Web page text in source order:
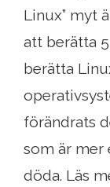
Linux” myt
att berätta
berätta
förändrats
som är mer
döda. Läs